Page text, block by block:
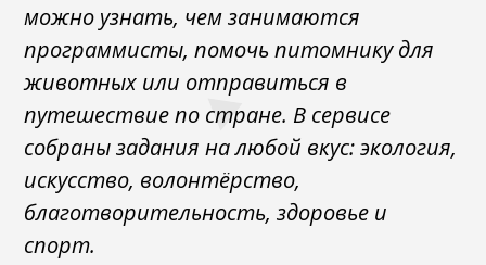
можно узнать, чем занимаются
программисты, помочь питомнику для
животных или отправиться в
путешествие по стране. В сервисе
собраны задания на любой вкус: экология,
искусство, волонтёрство,
благотворительность, здоровье и
спорт.